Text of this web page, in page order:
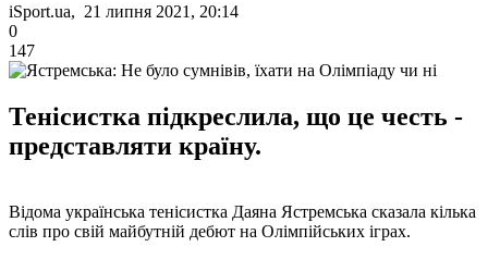
iSport.ua, 21 липня 2021, 20:14
0
147
Тенісистка підкреслила, що це честь -
представляти країну.
Відома українська тенісистка Даяна Ястремська сказала кілька
слів про свій майбутній дебют на Олімпійських іграх.